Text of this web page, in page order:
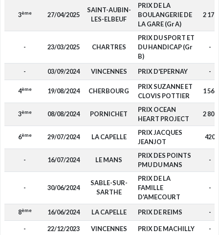
3ème 27/04/2025
SAINT-AUBIN-
LES-ELBEUF
PRIX DE LA
BOULANGERIE DE
LA GARE (Gr A)
2 170
- 23/03/2025 CHARTRES
PRIX DU SPORT ET
DU HANDICAP (Gr
B)
-
- 03/09/2024 VINCENNES PRIX D'EPERNAY -
4ème 19/08/2024 CHERBOURG
PRIX SUZANNE ET
CLOVIS POTTIER
1 560
3ème 08/08/2024 PORNICHET
PRIX OCEAN
HEART PROJECT
2 800
6ème 29/07/2024 LA CAPELLE
PRIX JACQUES
JEANJOT
420
- 16/07/2024 LE MANS
PRIX DES POINTS
PMU DU MANS
-
- 30/06/2024
SABLE-SUR-
SARTHE
PRIX DE LA
FAMILLE
D'AMECOURT
-
8ème 16/06/2024 LA CAPELLE PRIX DE REIMS -
- 22/12/2023 VINCENNES PRIX DE MACHILLY -